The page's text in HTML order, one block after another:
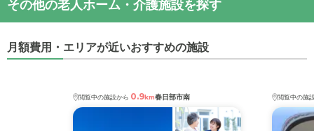
その他の老人ホーム・介護施設を探す
月額費用・エリアが近いおすすめの施設
閲覧中の施設から 0.9km春日部市南 閲覧中の施